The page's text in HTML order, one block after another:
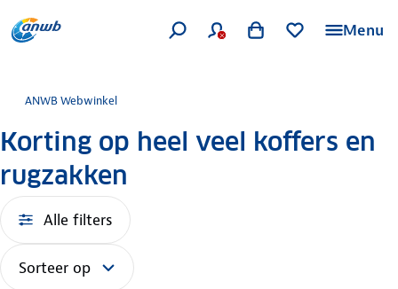
Menu
ANWB Webwinkel
Korting op heel veel koffers en
rugzakken
Alle filters
Sorteer op